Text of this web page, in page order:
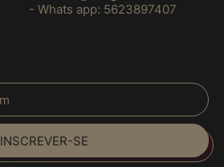
- Whats app: 5623897407
INSCREVER-SE